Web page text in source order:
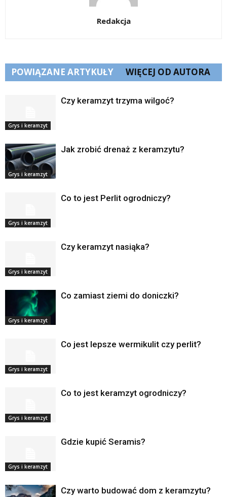
Redakcja
POWIĄZANE ARTYKUŁY WIĘCEJ OD AUTORA
Grys i keramzyt
Czy keramzyt trzyma wilgoć?
Grys i keramzyt
Jak zrobić drenaż z keramzytu?
Grys i keramzyt
Co to jest Perlit ogrodniczy?
Grys i keramzyt
Czy keramzyt nasiąka?
Grys i keramzyt
Co zamiast ziemi do doniczki?
Grys i keramzyt
Co jest lepsze wermikulit czy perlit?
Grys i keramzyt
Co to jest keramzyt ogrodniczy?
Grys i keramzyt
Gdzie kupić Seramis?
Czy warto budować dom z keramzytu?